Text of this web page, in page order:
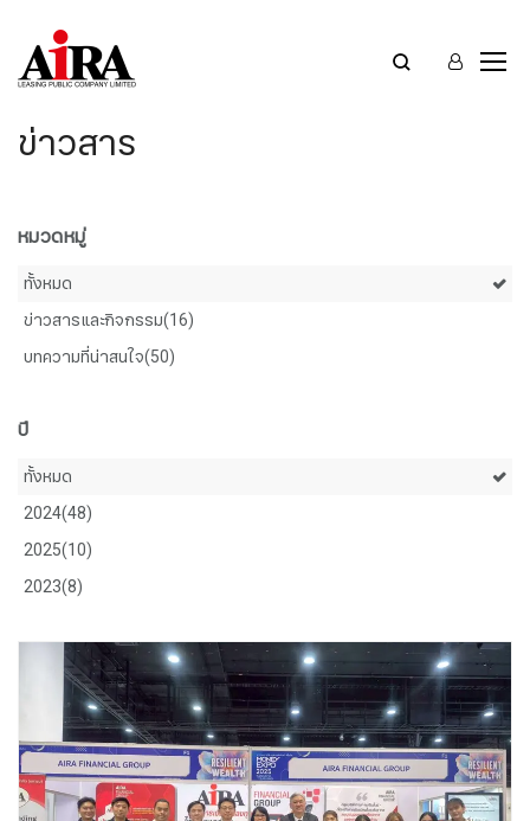
ข่าวสาร
หมวดหมู่
ทั้งหมด
ข่าวสารและกิจกรรม(16)
บทความที่น่าสนใจ(50)
ปี
ทั้งหมด
2024(48)
2025(10)
2023(8)